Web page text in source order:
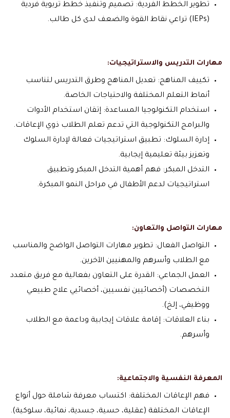
تطوير الخطط الفردية: تصميم وتنفيذ خطط تربوية فردية
(IEPs) تراعي نقاط القوة والضعف لدى كل طالب.
مهارات التدريس والاستراتيجيات:
تكييف المناهج: تعديل المناهج وطرق التدريس لتناسب
أنماط التعلم المختلفة والاحتياجات الخاصة.
استخدام التكنولوجيا المساعدة: إتقان استخدام الأدوات
والبرامج التكنولوجية التي تدعم تعلم الطلاب ذوي الإعاقات.
إدارة السلوك: تطبيق استراتيجيات فعالة لإدارة السلوك
وتعزيز بيئة تعليمية إيجابية.
التدخل المبكر: فهم أهمية التدخل المبكر وتطبيق
استراتيجيات لدعم الأطفال في مراحل النمو المبكرة.
مهارات التواصل والتعاون:
التواصل الفعال: تطوير مهارات التواصل الواضح والمناسب
مع الطلاب وأسرهم والمهنيين الآخرين.
العمل الجماعي: القدرة على التعاون بفعالية مع فريق متعدد
التخصصات (أخصائيين نفسيين، أخصائيي علاج طبيعي
ووظيفي، إلخ).
بناء العلاقات: إقامة علاقات إيجابية وداعمة مع الطلاب
وأسرهم.
المعرفة النفسية والاجتماعية:
فهم الإعاقات المختلفة: اكتساب معرفة شاملة حول أنواع
الإعاقات المختلفة (عقلية، حسية، جسدية، نمائية، سلوكية).